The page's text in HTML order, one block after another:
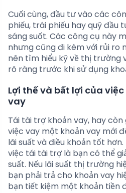
Cuối cùng, đầu tư vào các
phiếu, trái phiếu hay quỹ
sáng suốt. Các công cụ này
nhưng cũng đi kèm với rủi ro
nên tìm hiểu kỹ về thị trường
rõ ràng trước khi sử dụng
Lợi thế và bất lợi của
vay
Tái tài trợ khoản vay, hay còn
việc vay một khoản vay mới
lãi suất và điều khoản tốt
việc tái tài trợ là bạn có thể
suất. Nếu lãi suất thị trường
bạn phải trả cho khoản vay
bạn tiết kiệm một khoản tiền